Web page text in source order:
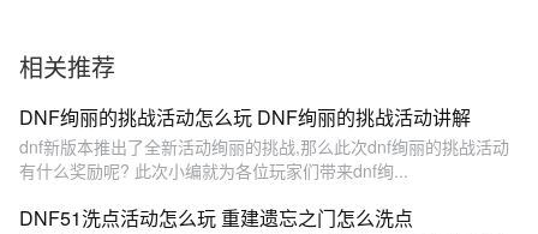
相关推荐
DNF绚丽的挑战活动怎么玩 DNF绚丽的挑战活动讲解
dnf新版本推出了全新活动绚丽的挑战,那么此次dnf绚丽的挑战活动
有什么奖励呢? 此次小编就为各位玩家们带来dnf绚...
DNF51洗点活动怎么玩 重建遗忘之门怎么洗点